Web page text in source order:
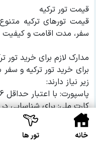
خانه تور ها
قیمت تور ترکیه
قیمت تورهای ترکیه
سفر، مدت اقامت و کیفیت
مدارک لازم برای خرید تور
برای خرید تور ترکیه و
زیر نیاز دارند:
پاسپورت: با اعتبار حداقل 6 ماه از تاریخ سفر
کارت ملی: برای شناسایی
شناسنامه: برای افراد زیر 15 سال
بلیط هواپیما: در صورت
واچر هتل: در صورت رزرو